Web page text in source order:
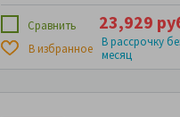
Сравнить
В избранное
23,929
В рассрочку
месяц